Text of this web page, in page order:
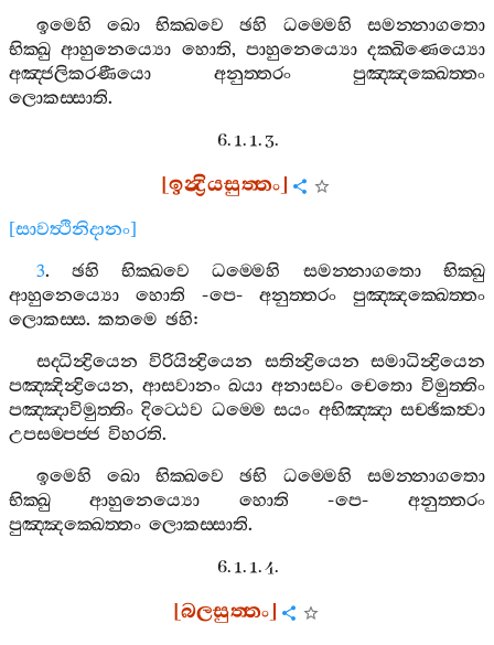
ඉමෙහි
ඛො භික‍්ඛවෙ ඡහි ධම‍්මෙහි
සමන‍්නාගතො
භික‍්ඛු ආහුනෙය්‍යො හොති, පාහුනෙය්‍යො දක‍්ඛිණෙය්‍යො
අඤ‍්ජලිකරණීයො
අනුත‍්තරං
පුඤ‍්ඤක‍්ඛෙත‍්තං
ලොකස‍්සාති.
6. 1. 1. 3.
[ඉන්‍ද්‍රියසුත‍්තං]
[සාවත්‍ථිනිදානං]
3. ඡහි භික‍්ඛවෙ ධම‍්මෙහි සමන‍්නාගතො
භික‍්ඛු
ආහුනෙය්‍යො
හොති -පෙ-අනුත‍්තරං
පුඤ‍්ඤක‍්ඛෙත‍්තං
ලොකස‍්ස. කතමෙ ඡහි:
සද‍්ධින්‍ද්‍රියෙන විරියින්‍ද්‍රියෙන සතින්‍ද්‍රියෙන සමාධින්‍ද්‍රියෙන
පඤ‍්ඤින්‍ද්‍රියෙන, ආසවානං ඛයා අනාසවං චෙතො විමුත‍්තිං
පඤ‍්ඤාවිමුත‍්තිං දිට‍්ඨෙව ධම‍්මෙ සයං අභිඤ‍්ඤා සච‍්ඡිකත්‍වා
උපසම‍්පජ‍්ජ විහරති.
ඉමෙහි
ඛො භික‍්ඛවෙ ඡභි ධම‍්මෙහි
සමන‍්නාගතො
භික‍්ඛු
ආහුනෙය්‍යො හොති -පෙ- අනුත‍්තරං
පුඤ‍්ඤක‍්ඛෙත‍්තං ලොකස‍්සාති.
6. 1. 1. 4.
[බලසුත‍්තං]